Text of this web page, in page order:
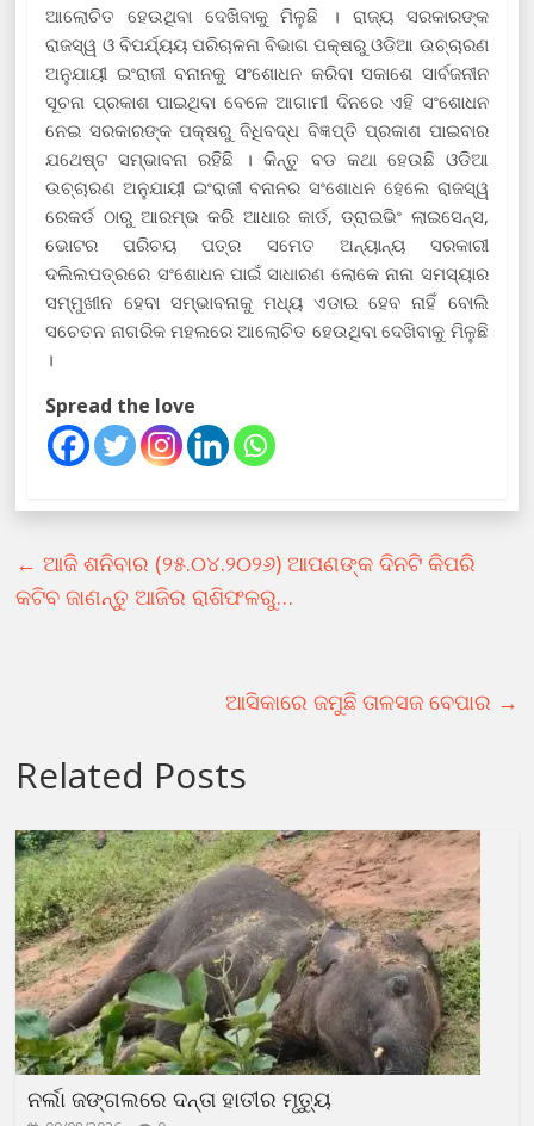
ଆଲୋଚିତ ହେଉଥିବା ଦେଖିବାକୁ ମିଳୁଛି । ରାଜ୍ୟ ସରକାରଙ୍କ
ରାଜସ୍ୱ ଓ ବିପର୍ଯ୍ୟୟ ପରିଚାଳନା ବିଭାଗ ପକ୍ଷରୁ ଓଡିଆ ଉଚ୍ଚାରଣ
ଅନୁଯାୟୀ ଇଂରାଜୀ ବନାନକୁ ସଂଶୋଧନ କରିବା ସକାଶେ ସାର୍ବଜନୀନ
ସୂଚନା ପ୍ରକାଶ ପାଇଥିବା ବେଳେ ଆଗାମୀ ଦିନରେ ଏହି ସଂଶୋଧନ
ନେଇ ସରକାରଙ୍କ ପକ୍ଷରୁ ବିଧିବଦ୍ଧ ବିଜ୍ଞପ୍ତି ପ୍ରକାଶ ପାଇବାର
ଯଥେଷ୍ଟ ସମ୍ଭାବନା ରହିଛି । କିନ୍ତୁ ବଡ କଥା ହେଉଛି ଓଡିଆ
ଉଚ୍ଚାରଣ ଅନୁଯାୟୀ ଇଂରାଜୀ ବନାନର ସଂଶୋଧନ ହେଲେ ରାଜସ୍ୱ
ରେକର୍ଡ ଠାରୁ ଆରମ୍ଭ କରିି ଆଧାର କାର୍ଡ, ଡ୍ରାଇଭିଂ ଲାଇସେନ୍ସ,
ଭୋଟର ପରିଚୟ ପତ୍ର ସମେତ ଅନ୍ୟାନ୍ୟ ସରକାରୀ
ଦଲିଲପତ୍ରରେ ସଂଶୋଧନ ପାଇଁ ସାଧାରଣ ଲୋକେ ନାନା ସମସ୍ୟାର
ସମ୍ମୁଖୀନ ହେବା ସମ୍ଭାବନାକୁ ମଧ୍ୟ ଏଡାଇ ହେବ ନାହିଁ ବୋଲି
ସଚେତନ ନାଗରିକ ମହଲରେ ଆଲୋଚିତ ହେଉଥିବା ଦେଖିବାକୁ ମିଳୁଛି
।
Spread the love
← ଆଜି ଶନିବାର (୨୫.୦୪.୨୦୨୬) ଆପଣଙ୍କ ଦିନଟି କିପରି
କଟିବ ଜାଣନ୍ତୁ ଆଜିର ରାଶିଫଳରୁ…
ଆସିକାରେ ଜମୁଛି ତାଳସଜ ବେପାର →
Related Posts
ନର୍ଲା ଜଙ୍ଗଲରେ ଦନ୍ତା ହାତୀର ମୃତ୍ୟୁ